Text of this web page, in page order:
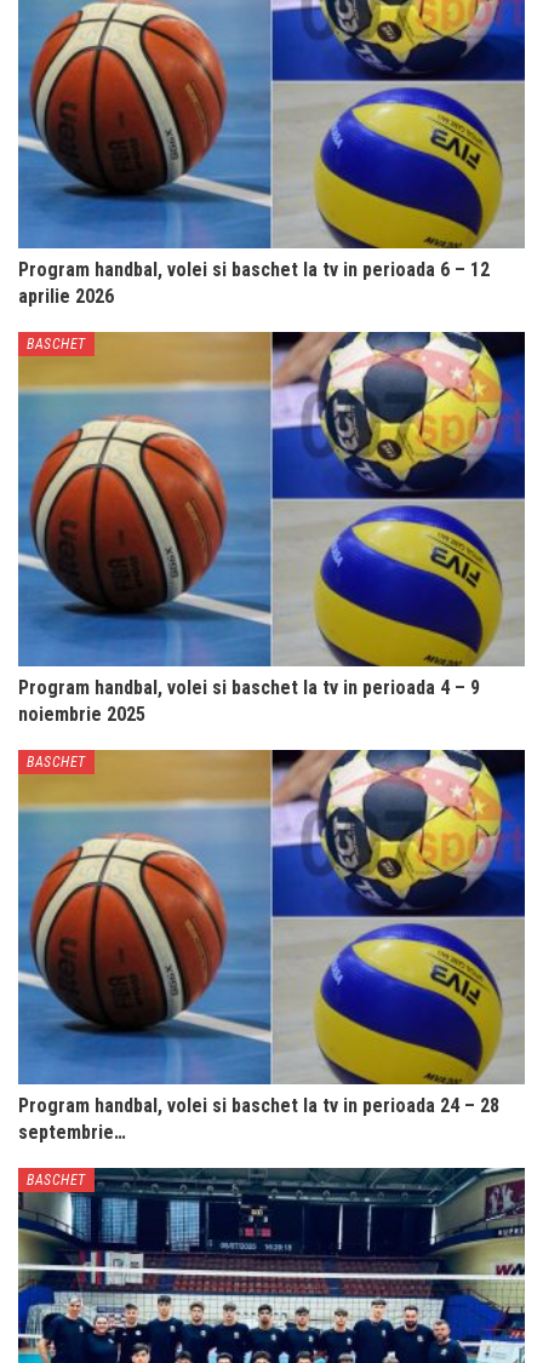
Program handbal, volei si baschet la tv in perioada 6 – 12
aprilie 2026
BASCHET
Program handbal, volei si baschet la tv in perioada 4 – 9
noiembrie 2025
BASCHET
Program handbal, volei si baschet la tv in perioada 24 – 28
septembrie…
BASCHET